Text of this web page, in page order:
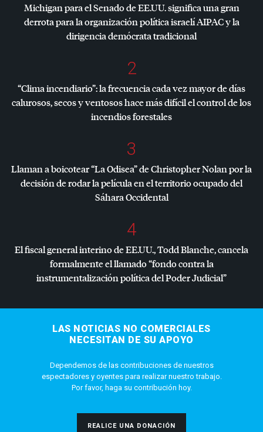
Michigan para el Senado de EE.UU. significa una gran
derrota para la organización política israelíAIPACy la
dirigencia demócrata tradicional
2
“Clima incendiario”: la frecuencia cada vez mayor de días
calurosos, secos y ventosos hace más difícil el control de los
incendios forestales
3
Llaman a boicotear “La Odisea” de Christopher Nolan por la
decisión de rodar la película en el territorio ocupado del
Sáhara Occidental
4
El fiscal general interino de EE.UU., Todd Blanche, cancela
formalmente el llamado “fondo contra la
instrumentalización política del Poder Judicial”
LAS NOTICIAS NO COMERCIALES
NECESITAN DE SU APOYO
Dependemos de las contribuciones de nuestros
espectadores y oyentes para realizar nuestro trabajo.
Por favor, haga su contribución hoy.
REALICE UNA DONACIÓN